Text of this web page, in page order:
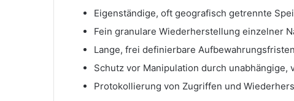
Eigenständige, oft geografisch getrennte
Fein granulare Wiederherstellung einzelner
Lange, frei definierbare
Schutz vor Manipulation durch unabhängige,
Protokollierung von Zugriffen und